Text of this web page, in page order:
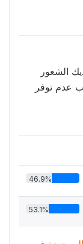
الشعور
عدم توفر
46.9%
53.1%